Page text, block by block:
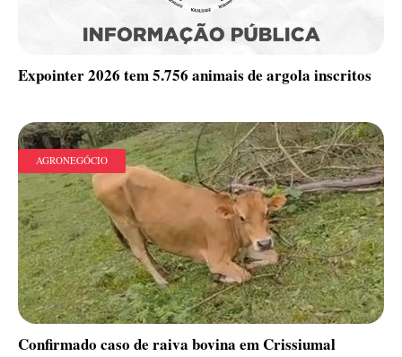
Expointer 2026 tem 5.756 animais de argola inscritos
AGRONEGÓCIO
Confirmado caso de raiva bovina em Crissiumal